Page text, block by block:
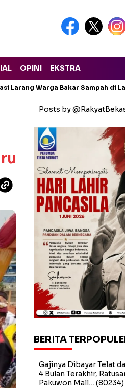
OPINI EKSTRA
Larang Warga Bakar Sampah di
Posts by
BERITA
Gajinya Dibayar Telat
4 Bulan Terakhir,
Pakuwon Mall… (80234)